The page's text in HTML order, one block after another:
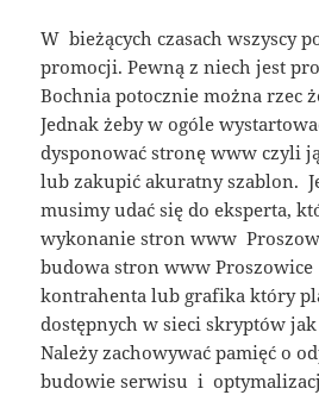
W bieżących czasach wszyscy
promocji. Pewną z niech jest
Bochnia potocznie można rzec
Jednak żeby w ogóle
dysponować stronę www czyli
lub zakupić akuratny szablon.
musimy udać się do eksperta,
wykonanie stron www
budowa stron www
kontrahenta lub grafika który
dostępnych w sieci skryptów
Należy zachowywać pamięć o
budowie serwisu i